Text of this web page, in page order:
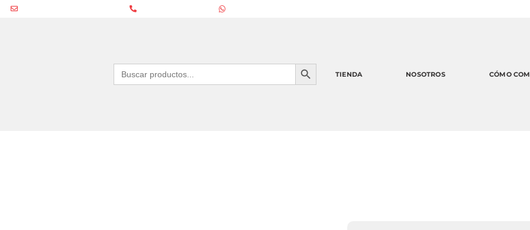
Buscar: Botón de búsqueda
TIENDA NOSOTROS CÓMO